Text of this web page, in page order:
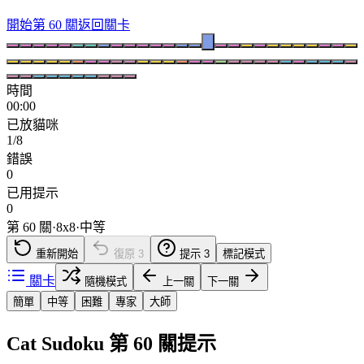
開始第 60 關返回關卡
時間
00:00
已放貓咪
1/8
錯誤
0
已用提示
0
第 60 關·8x8·中等
重新開始 復原 3 提示 3 標記模式
關卡 隨機模式 上一關
下一關
簡單
中等 困難 專家 大師
Cat Sudoku 第 60 關提示